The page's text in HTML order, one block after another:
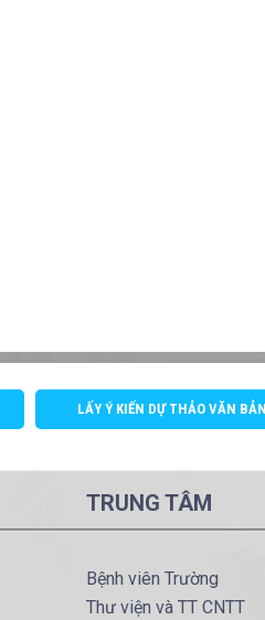
LẤY Ý KIẾN DỰ THẢO VĂN
TRUNG TÂM
Bệnh viên Trường
Thư viện và TT CNTT